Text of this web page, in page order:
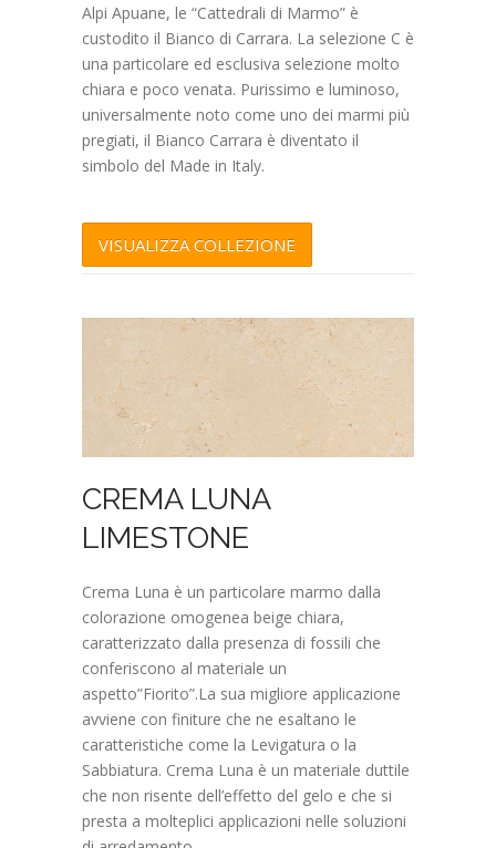
Alpi Apuane, le “Cattedrali di Marmo” è
custodito il Bianco di Carrara. La selezione C è
una particolare ed esclusiva selezione molto
chiara e poco venata. Purissimo e luminoso,
universalmente noto come uno dei marmi più
pregiati, il Bianco Carrara è diventato il
simbolo del Made in Italy.
VISUALIZZA COLLEZIONE
CREMA LUNA
LIMESTONE
Crema Luna è un particolare marmo dalla
colorazione omogenea beige chiara,
caratterizzato dalla presenza di fossili che
conferiscono al materiale un
aspetto”Fiorito”.La sua migliore applicazione
avviene con finiture che ne esaltano le
caratteristiche come la Levigatura o la
Sabbiatura. Crema Luna è un materiale duttile
che non risente dell’effetto del gelo e che si
presta a molteplici applicazioni nelle soluzioni